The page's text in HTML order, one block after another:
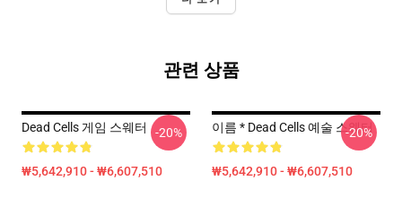
관련 상품
Dead Cells 게임 스웨터
₩5,642,910 - ₩6,607,510
-20% 이름 * Dead Cells 예술 스웨터
₩5,642,910 - ₩6,607,510
-20%